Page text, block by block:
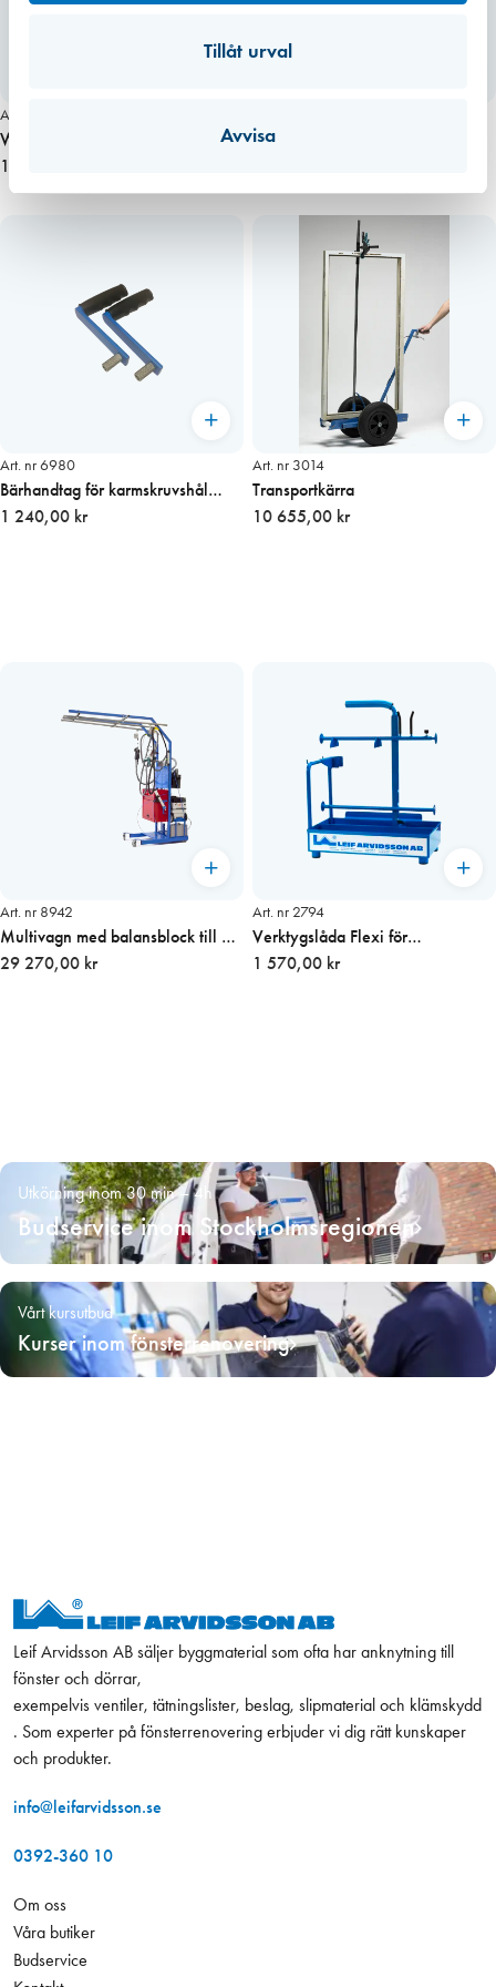
Tillåt urval
Avvisa
Art. nr 2050
Winmax montageverktyg fönster 4
st/fp
1 925,00 kr
Imfa verktyg för fönstermontering
Art. nr 6980
Bärhandtag för karmskruvshål
1par
1 240,00 kr
Art. nr 3014
Transportkärra
10 655,00 kr
Art. nr 8942
Multivagn med balansblock till 3
maskiner
29 270,00 kr
Art. nr 2794
Verktygslåda Flexi för
fönstertätning
1 570,00 kr
Utkörning inom 30 min – 4h
Budservice inom Stockholmsregionen
Vårt kursutbud
Kurser inom fönsterrenovering
Leif Arvidsson AB säljer byggmaterial som ofta har anknytning till
fönster och dörrar,
exempelvis ventiler, tätningslister, beslag, slipmaterial och klämskydd
. Som experter på fönsterrenovering erbjuder vi dig rätt kunskaper
och produkter.
info@leifarvidsson.se
0392-360 10
Om oss
Våra butiker
Budservice